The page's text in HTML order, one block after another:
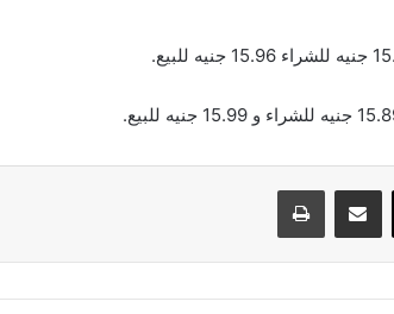
‫X مشاركة عبر البريد طباعة